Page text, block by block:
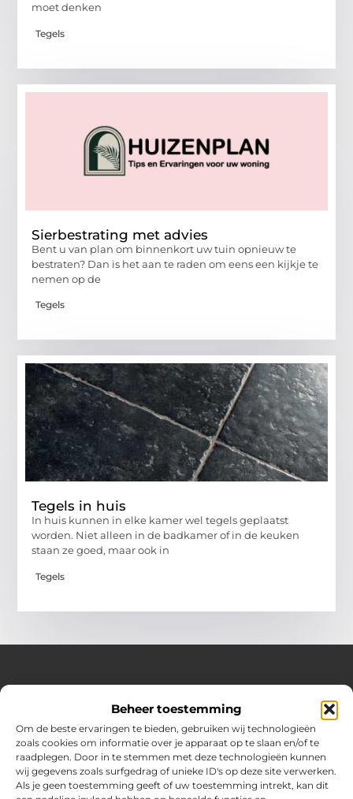
Beheer toestemming
Om de beste ervaringen te bieden, gebruiken wij technologieën
zoals cookies om informatie over je apparaat op te slaan en/of te
raadplegen. Door in te stemmen met deze technologieën kunnen
wij gegevens zoals surfgedrag of unieke ID's op deze site verwerken.
Als je geen toestemming geeft of uw toestemming intrekt, kan dit
moet denken
Tegels
Sierbestrating met advies
Bent u van plan om binnenkort uw tuin opnieuw te
bestraten? Dan is het aan te raden om eens een kijkje te
nemen op de
Tegels
Tegels in huis
In huis kunnen in elke kamer wel tegels geplaatst
worden. Niet alleen in de badkamer of in de keuken
staan ze goed, maar ook in
Tegels
Over Huizenplan
Jouw gids voor wooninspiratie en praktische tips
Ontdek een uitgebreide verzameling blogs en artikelen
boordevol handige adviezen en verrassende inzichten om
jouw woondromen te realiseren. Van interieurideeën tot
slimme bespaartips – haal het beste uit jouw huis en